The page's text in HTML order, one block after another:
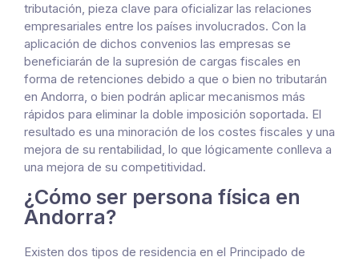
tributación, pieza clave para oficializar las relaciones
empresariales entre los países involucrados. Con la
aplicación de dichos convenios las empresas se
beneficiarán de la supresión de cargas fiscales en
forma de retenciones debido a que o bien no tributarán
en Andorra, o bien podrán aplicar mecanismos más
rápidos para eliminar la doble imposición soportada. El
resultado es una minoración de los costes fiscales y una
mejora de su rentabilidad, lo que lógicamente conlleva a
una mejora de su competitividad.
¿Cómo ser persona física en
Andorra?
Existen dos tipos de residencia en el Principado de